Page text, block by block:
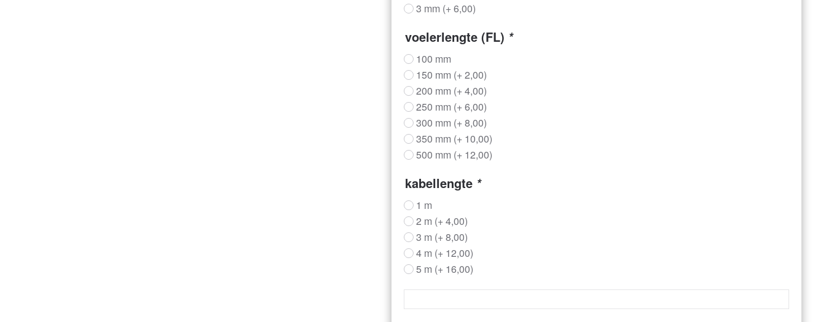
3 mm (+6,00)
voelerlengte (FL) *
100 mm
150 mm (+2,00)
200 mm (+4,00)
250 mm (+6,00)
300 mm (+8,00)
350 mm (+ 10,00)
500 mm (+ 12,00)
kabellengte *
1 m
2 m (+4,00)
3 m (+8,00)
4 m (+ 12,00)
5 m (+ 16,00)